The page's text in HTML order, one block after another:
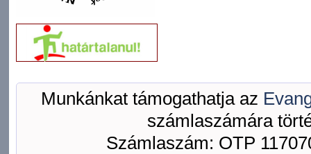
Munkánkat támogathatja az
számlaszámára
Számlaszám: OTP